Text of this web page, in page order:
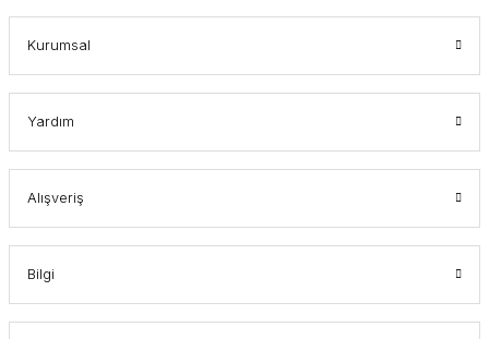
Kurumsal
Yardım
Alışveriş
Bilgi